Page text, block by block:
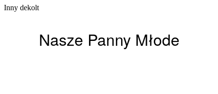
Inny dekolt
Nasze Panny Młode